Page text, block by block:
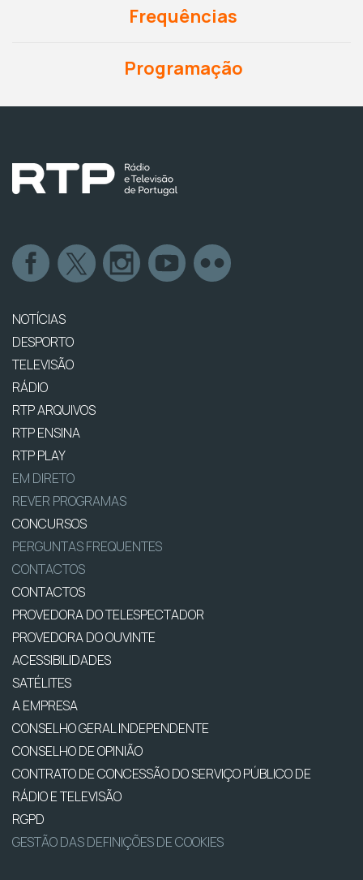
Frequências
Programação
NOTÍCIAS
DESPORTO
TELEVISÃO
RÁDIO
RTP ARQUIVOS
RTP ENSINA
RTP PLAY
EM DIRETO
REVER PROGRAMAS
CONCURSOS
PERGUNTAS FREQUENTES
CONTACTOS
CONTACTOS
PROVEDORA DO TELESPECTADOR
PROVEDORA DO OUVINTE
ACESSIBILIDADES
SATÉLITES
A EMPRESA
CONSELHO GERAL INDEPENDENTE
CONSELHO DE OPINIÃO
CONTRATO DE CONCESSÃO DO SERVIÇO PÚBLICO DE
RÁDIO E TELEVISÃO
RGPD
GESTÃO DAS DEFINIÇÕES DE COOKIES